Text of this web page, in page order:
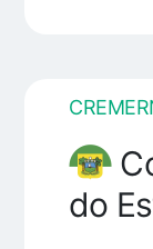
do